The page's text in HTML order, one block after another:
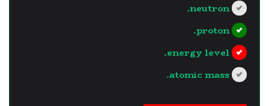
neutron.
proton.
energy level.
atomic mass.